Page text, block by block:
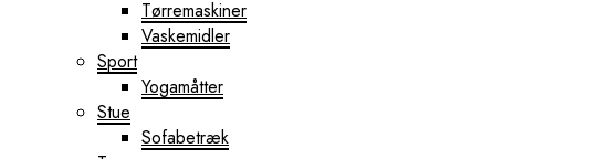
Tørremaskiner
Vaskemidler
Sport
Yogamåtter
Stue
Sofabetræk